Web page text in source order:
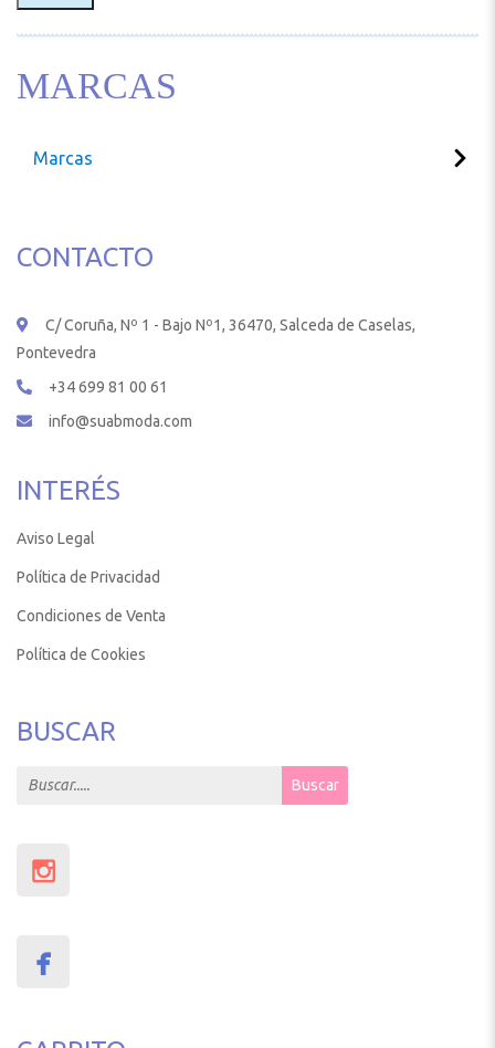
MARCAS
Marcas
CONTACTO
C/ Coruña, Nº 1 - Bajo Nº1, 36470, Salceda de Caselas,
Pontevedra
+34 699 81 00 61
info@suabmoda.com
INTERÉS
Aviso Legal
Política de Privacidad
Condiciones de Venta
Política de Cookies
BUSCAR
Search for: Buscar